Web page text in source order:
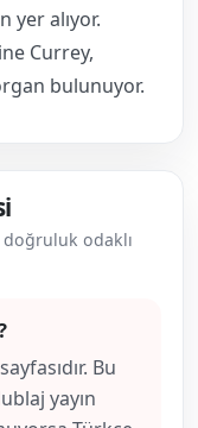
yer alıyor.
Currey,
bulunuyor.
odaklı
Bu
yayın